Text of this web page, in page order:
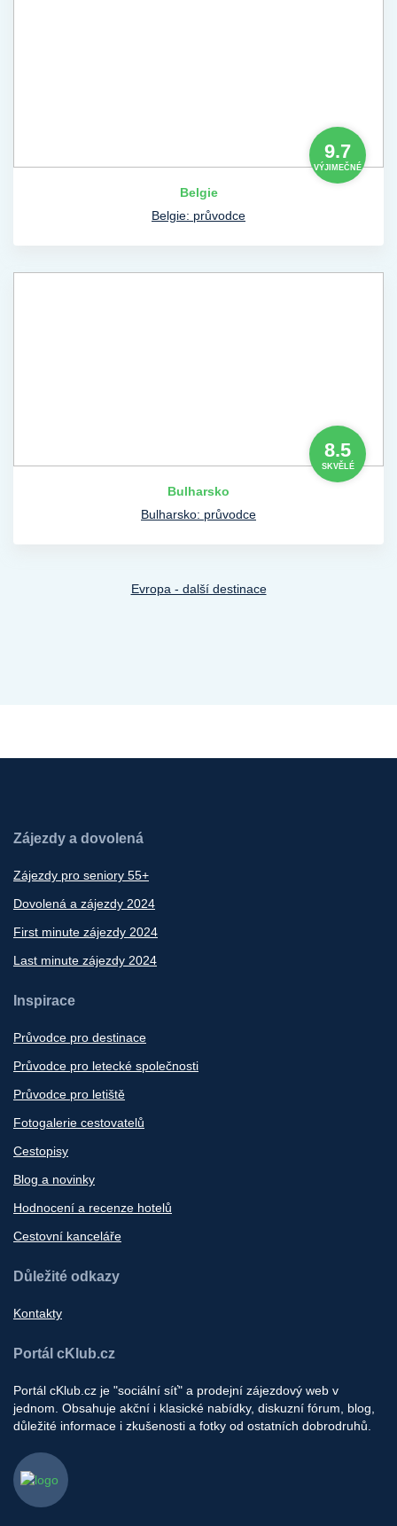
9.7
VÝJIMEČNÉ
Belgie
Belgie: průvodce
8.5
SKVĚLÉ
Bulharsko
Bulharsko: průvodce
Evropa - další destinace
Zájezdy a dovolená
Zájezdy pro seniory 55+
Dovolená a zájezdy 2024
First minute zájezdy 2024
Last minute zájezdy 2024
Inspirace
Průvodce pro destinace
Průvodce pro letecké společnosti
Průvodce pro letiště
Fotogalerie cestovatelů
Cestopisy
Blog a novinky
Hodnocení a recenze hotelů
Cestovní kanceláře
Důležité odkazy
Kontakty
Portál cKlub.cz
Portál cKlub.cz je "sociální síť" a prodejní zájezdový web v
jednom. Obsahuje akční i klasické nabídky, diskuzní fórum, blog,
důležité informace i zkušenosti a fotky od ostatních dobrodruhů.